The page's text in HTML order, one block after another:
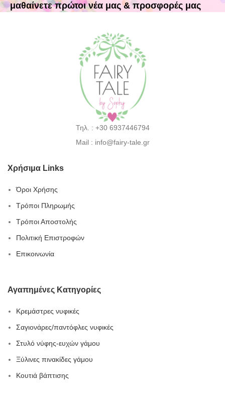
μαθαίνετε πρώτοι νέα μας & προσφορές μας
Τηλ. : +30 6937446794
Mail : info@fairy-tale.gr
Χρήσιμα Links
Όροι Χρήσης
Τρόποι Πληρωμής
Τρόποι Αποστολής
Πολιτική Επιστροφών
Επικοινωνία
Αγαπημένες Κατηγορίες
Κρεμάστρες νυφικές
Σαγιονάρες/παντόφλες νυφικές
Στυλό νύφης-ευχών γάμου
Ξύλινες πινακίδες γάμου
Κουτιά βάπτισης